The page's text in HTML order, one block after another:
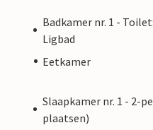
Badkamer nr. 1 -
Ligbad
Eetkamer
Slaapkamer nr. 1 - 2-
plaatsen)